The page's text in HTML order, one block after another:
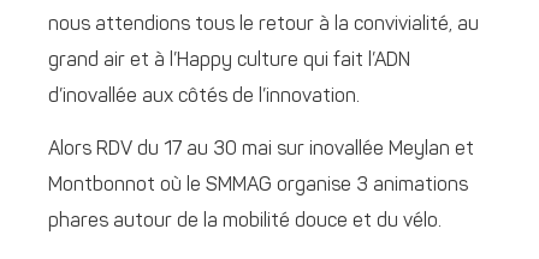
nous attendions tous le retour à la convivialité, au
grand air et à l’Happy culture qui fait l’ADN
d’inovallée aux côtés de l’innovation.
Alors RDV du 17 au 30 mai sur inovallée Meylan et
Montbonnot où le SMMAG organise 3 animations
phares autour de la mobilité douce et du vélo.